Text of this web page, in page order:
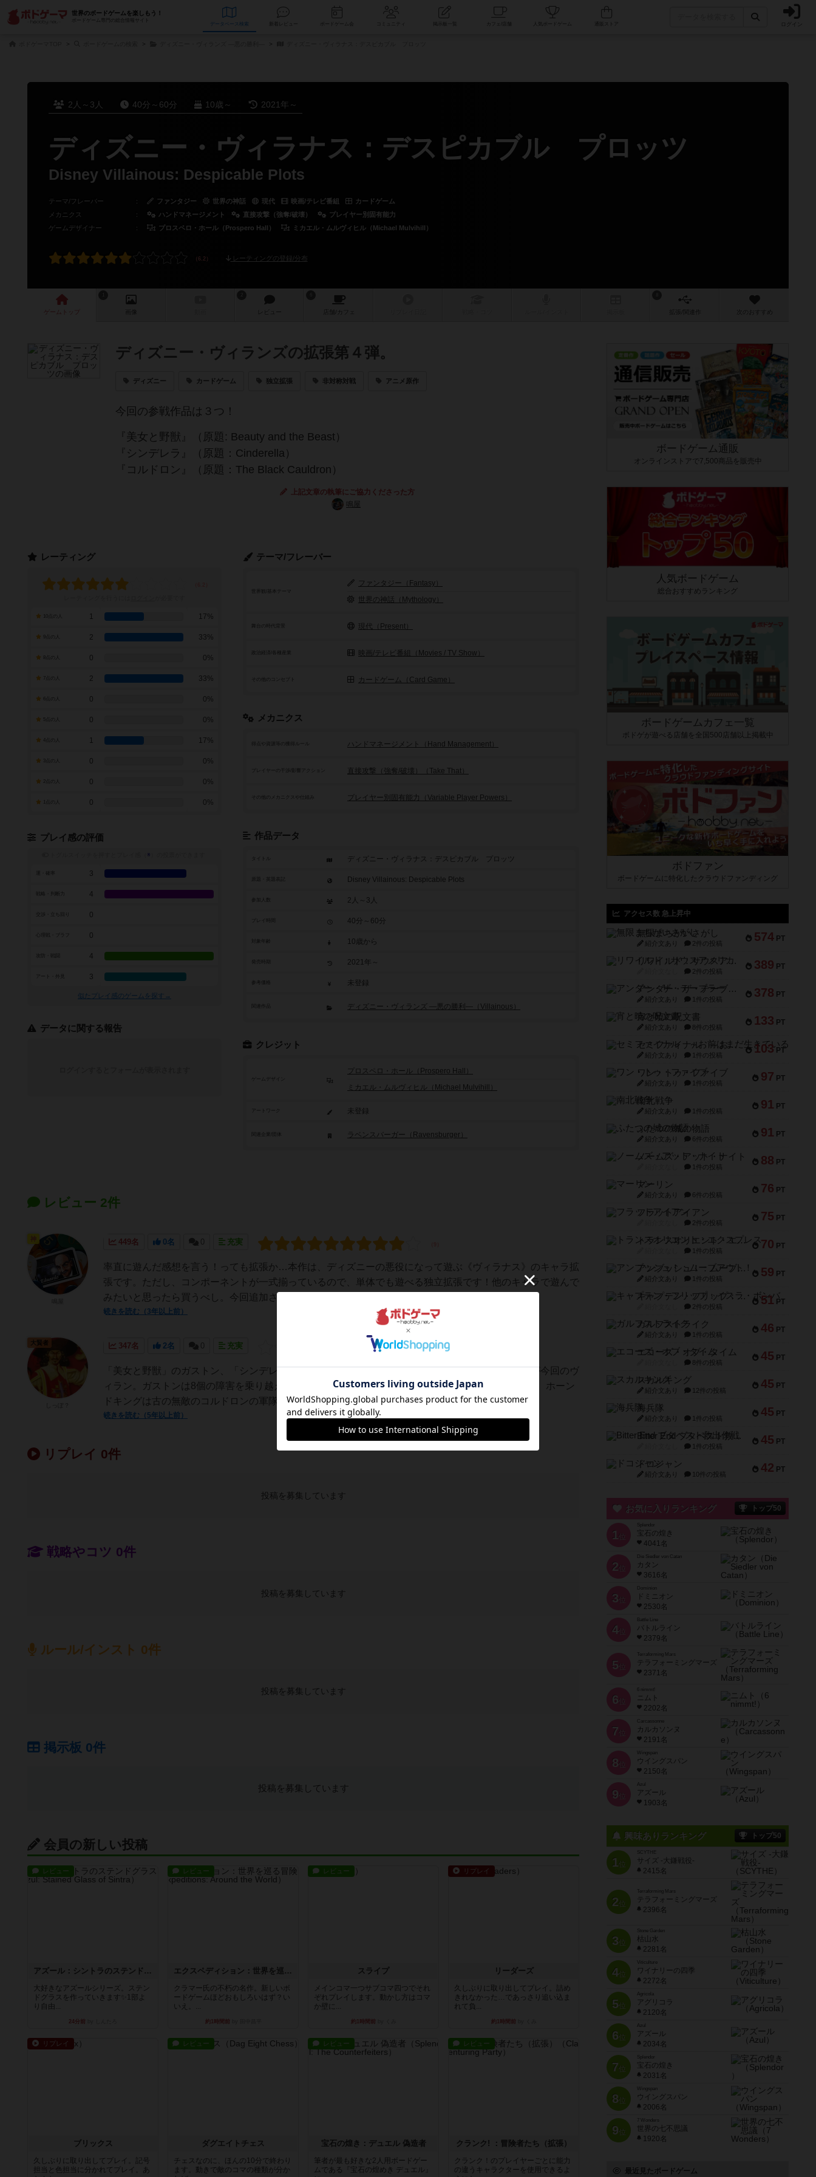
世界のボードゲームを楽しもう！
ボードゲーム専門の総合情報サイト
データベース コミュニティ 人気ボードゲーム ログイン
2人～3人 40分～60分 10歳～ 2021年～
ディズニー・ヴィラナス：デスピカブル プロッツ
Disney Villainous: Despicable Plots
テーマ/フレーバー ： ファンタジー 世界の神話 現代 映画/テレビ番組
カードゲーム
メカニクス
： ハンドマネージメント 直接攻撃（強奪/破壊）
プレイヤー別固有能力
ゲームデザイナー
： プロスペロ・ホール（Prospero Hall） ミカエル・ムルヴィヒル（Michael Mulvihill）
レーティングの登録/分布
ゲーム 画像 レビュー 店舗/ カフェ 作 次のおすすめ
ディズニー・ヴィランズの拡張第４弾。
ディズニー カードゲーム 独立拡張 非対称対戦 アニメ原作
今回の参戦作品は３つ！
『美女と野獣』（原題: Beauty and the Beast）
『シンデレラ』（原題：Cinderella）
『コルドロン』（原題：The Black Cauldron）
上記文章の執筆にご協力くださった方
鳴屋
テーマ/フレーバー
世界観/基本テーマ
ファンタジー（Fantasy）
世界の神話（Mythology）
舞台の時代背景 現代（Present）
政治経済/各種産業 映画/テレビ番組（Movies / TV Show）
その他のコンセプト カードゲーム（Card Game）
メカニクス
ハンドマネージメント（Hand Management）
プレイヤーの干渉/影響アクション 直接攻撃（強奪/破壊）（Take That）
その他のメカニクスや仕組み プレイヤー別固有能力（Variable Player Powers）
作品データ
タイトル ディズニー・ヴィラナス：デスピカブル プロッツ
Disney Villainous: Despicable Plots
参加人数 2人～3人
40分～60分
10歳から
2021年～
参考価格 未登録
関連作品 ディズニー・ヴィランズ ―悪の勝利―（Villainous）
クレジット
ゲームデザイン
プロスペロ・ホール（Prospero Hall）
ミカエル・ムルヴィヒル（Michael Mulvihill）
アートワーク 未登録
ラベンスバーガー（Ravensburger）
レーティング
1 17%
2 33%
0 0%
7点の人 2 33%
0 0%
0 0%
1 17%
0 0%
0 0%
0 0%
プレイ感の評価
※
3
戦略・判断力 4
0
0
4
アート・外見 3
似たプレイ感のゲームを探す→
データに関する報告
レビュー 2件
449名 0名 0 充実
率直に遊んだ感想を言う！っても拡張か…本作は、ディズニーの悪役になって遊ぶ《ヴィラナス》のキャラ拡
張です。ただし、コンポーネントが一式揃っているので、単体でも遊べる独立拡張です！他のキャラで遊んで
みたいと思ったら買うべし。今回追加されるキャラは３名。ガストン(美女と野獣)；...
続きを読む（3年以上前）
347名 2名 0 充実
「美女と野獣」のガストン、「シンデレラ」のトレメイン夫人、「コルドロン」のホーンドキングが今回のヴ
ィラン。ガストンは8個の障害を乗り越え、トレメイン夫人は二人の娘のうち一人を王子と結婚させ、ホーン
ドキングは古の無敵のコルドロンの軍隊を手にいれ世界を支配する作品。ガストンでは...
続きを読む（5年以上前）
大賢者
リプレイ 0件
投稿を募集しています
戦略やコツ 0件
投稿を募集しています
ルール/インスト 0件
投稿を募集しています
掲示板 0件
投稿を募集しています
会員の新しい投稿
レビュー
アズール：シントラのステンドグラス
大好きなアズールシリーズ。ステン
ドグラスを作っていきます✨1部よ
り自由...
24分前
レビュー
エクスペディション：世界を巡る冒険
クラマー氏の不朽の名作。新しいボ
ードゲームほどおもしろいはず？い
いえ。...
約1時間前
レビュー
スライプ
メインコマ一つサブコマ四つでそれ
ぞれプレイします。動かし方はコマ
か壁に...
約1時間前
リプレイ
リーダーズ
久しぶりに取り出してプレイ。詰め
きれなかった…であっさり追い込ま
れて負...
約1時間前
リプレイ
ブリックス
久しぶりに取り出してプレイ。記号
担当と色担当に分かれてプレイ。あ
レビュー
ダグエイトチェス
チェスなのに、ほんの10分で終わり
ます。動きで敵のコマの種類が分か
レビュー
宝石の煌き：デュエル 偽造者
筆者が最も好きな2人用ボードゲー
ムである『宝石の煌めき デュエル』
レビュー
クランク! ：冒険者たち（拡張）
クランク！のプレイヤーごとに能力
の違うキャラクターを使用できるよ
ボードゲーム通販
オンラインストアで7,500商品を販売中
人気ボードゲーム
総合おすすめランキング
ボードゲームカフェ一覧
ボドゲが遊べる店舗を全国500店舗以上掲載中
ボドファン
ボードゲームに特化したクラウドファンディング
アクセス数 急上昇中
574 PT
無限まちがいさがし
紹介文あり 2件の投稿
389 PT
リワイルド：サウスアメリカ
2件の投稿
378 PT
アンダー・ザ・テーブラー
紹介文あり 1件の投稿
133 PT
宵と暁の呪文書
紹介文あり 8件の投稿
103 PT
セミファイナル ～お前はまだ生きている～
紹介文あり 1件の投稿
97 PT
ワン・トゥ・ファイブ
紹介文あり 1件の投稿
91 PT
南北戦争
紹介文あり 1件の投稿
91 PT
ふたつの城の物語
紹介文あり 6件の投稿
88 PT
ノームズ・アット・ナイト
1件の投稿
76 PT
マーリン
紹介文あり 6件の投稿
75 PT
フラットアイアン
2件の投稿
70 PT
トランスオリエント・エクスプレス
1件の投稿
59 PT
アンブッシュ！：ムーブアウト！
紹介文あり 1件の投稿
51 PT
キャプテン・フリップ：イスラ・ボンバ
2件の投稿
46 PT
ガルフストライク
紹介文あり 1件の投稿
45 PT
エコーズ・オブ・タイム
8件の投稿
45 PT
スカルキング
紹介文あり 12件の投稿
45 PT
海兵隊
紹介文あり 1件の投稿
45 PT
Bitter End ブタペスト救出作戦
1件の投稿
42 PT
ドコジャン
紹介文あり 10件の投稿
お気に入りランキング トップ50
1 位
宝石の煌き
4041名
2 位
Die Siedler von Catan
カタン
3616名
3 位
ドミニオン
2530名
4位
Battle Line
バトルライン
2379名
5 位
Terraforming Mars
テラフォーミングマーズ
2371名
6 位
ニムト
2202名
7 位
Carcassonne
カルカソンヌ
2191名
8 位
Wingspan
ウイングスパン
2150名
9 位
Azul
アズール
1903名
興味ありランキング トップ50
1位
SCYTHE
サイズ -大鎌戦役-
2415名
2位
Terraforming Mars
テラフォーミングマーズ
2396名
3位
Stone Garden
枯山水
2281名
4位
Viticulture
ワイナリーの四季
2272名
5位
Agricola
アグリコラ
2120名
6位
Azul
アズール
2034名
7位
宝石の煌き
2031名
8位
Wingspan
ウイングスパン
2006名
9位
7 Wonders
世界の七不思議
1920名
最近見たボードゲーム